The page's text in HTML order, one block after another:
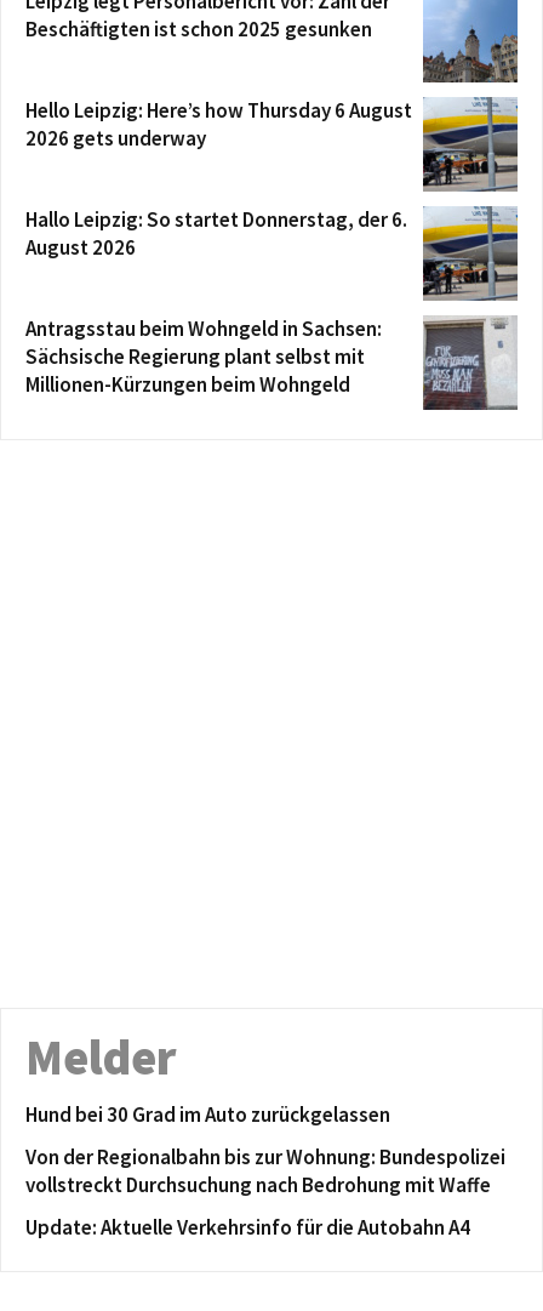
Beschäftigten ist schon 2025 gesunken
Hello Leipzig: Here’s how Thursday 6 August
2026 gets underway
Hallo Leipzig: So startet Donnerstag, der 6.
August 2026
Antragsstau beim Wohngeld in Sachsen:
Sächsische Regierung plant selbst mit
Millionen-Kürzungen beim Wohngeld
Melder
Hund bei 30 Grad im Auto zurückgelassen
Von der Regionalbahn bis zur Wohnung: Bundespolizei
vollstreckt Durchsuchung nach Bedrohung mit Waffe
Update: Aktuelle Verkehrsinfo für die Autobahn A4